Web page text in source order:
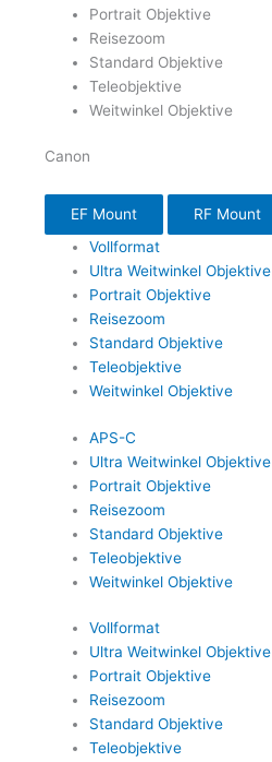
Portrait Objektive
Reisezoom
Standard Objektive
Teleobjektive
Weitwinkel Objektive
Canon
EF Mount
RF Mount
Vollformat
Ultra Weitwinkel Objektive
Portrait Objektive
Reisezoom
Standard Objektive
Teleobjektive
Weitwinkel Objektive
APS-C
Ultra Weitwinkel Objektive
Portrait Objektive
Reisezoom
Standard Objektive
Teleobjektive
Weitwinkel Objektive
Vollformat
Ultra Weitwinkel Objektive
Portrait Objektive
Reisezoom
Standard Objektive
Teleobjektive